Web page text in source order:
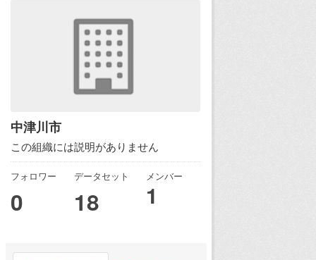
中津川市
この組織には説明がありません
フォロワー
0
データセット
18
メンバー
1